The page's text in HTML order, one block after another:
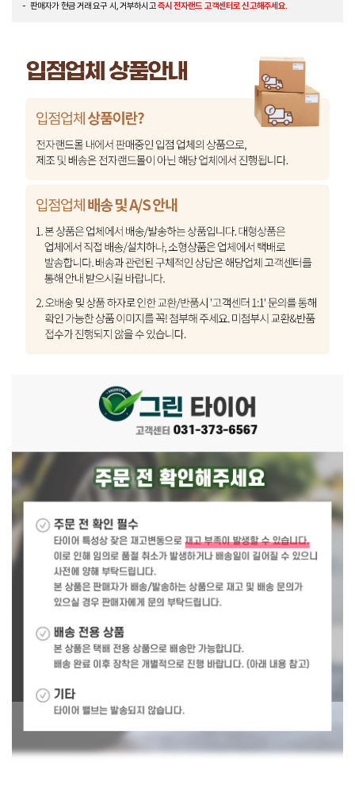
판매자가 현금 거래 요구 시, 거부하시고즉시 전자랜드 고객센터로 신고해주세요.